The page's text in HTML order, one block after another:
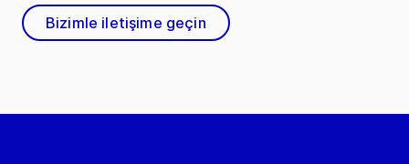
Bizimle iletişime geçin